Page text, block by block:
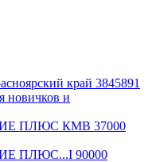
край 3845891
новичков и
ПЛЮС КМВ 37000
ПЛЮС...I 90000